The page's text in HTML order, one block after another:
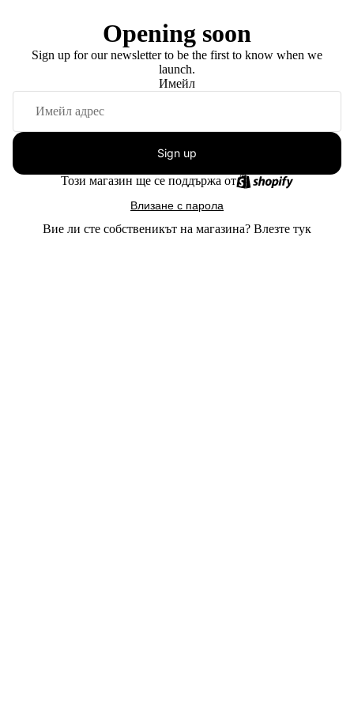
Opening soon
Sign up for our newsletter to be the first to know when we
launch.
Имейл
Sign up
Този магазин ще се поддържа от
Влизане с парола
Вие ли сте собственикът на магазина? Влезте тук